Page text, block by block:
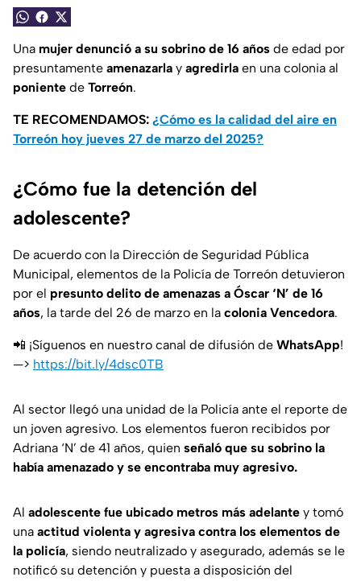
Una mujer denunció a su sobrino de 16 años de edad por
presuntamente amenazarla y agredirla en una colonia al
poniente de Torreón.
TE RECOMENDAMOS: ¿Cómo es la calidad del aire en
Torreón hoy jueves 27 de marzo del 2025?
¿Cómo fue la detención del
adolescente?
De acuerdo con la Dirección de Seguridad Pública
Municipal, elementos de la Policía de Torreón detuvieron
por el presunto delito de amenazas a Óscar ‘N’ de 16
años, la tarde del 26 de marzo en la colonia Vencedora.
📲 ¡Síguenos en nuestro canal de difusión de WhatsApp!
—> https://bit.ly/4dsc0TB
Al sector llegó una unidad de la Policía ante el reporte de
un joven agresivo. Los elementos fueron recibidos por
Adriana ‘N’ de 41 años, quien señaló que su sobrino la
había amenazado y se encontraba muy agresivo.
Al adolescente fue ubicado metros más adelante y tomó
una actitud violenta y agresiva contra los elementos de
la policía, siendo neutralizado y asegurado, además se le
notificó su detención y puesta a disposición del